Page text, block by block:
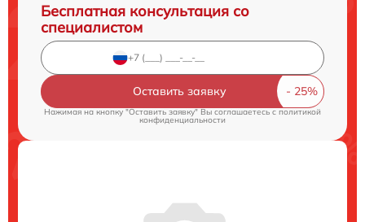
Бесплатная консультация со
специалистом
Оставить заявку
Нажимая на кнопку "Оставить заявку" Вы соглашаетесь cполитикой
конфиденциальности